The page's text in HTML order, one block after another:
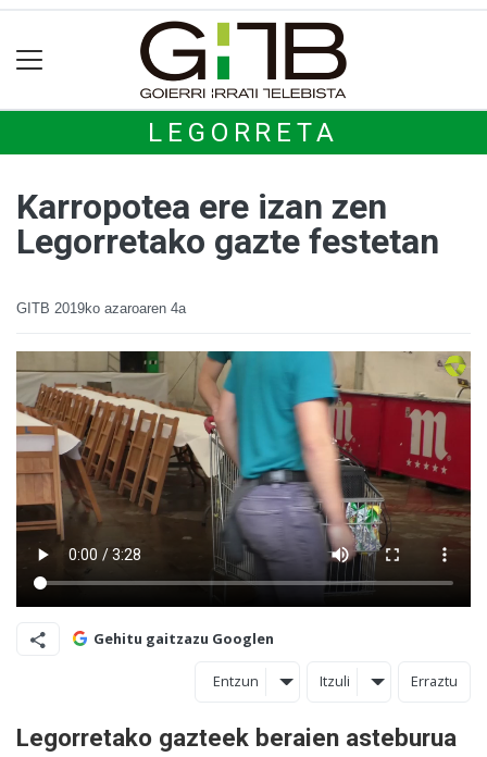
LEGORRETA
Karropotea ere izan zen
Legorretako gazte festetan
GITB 2019ko azaroaren 4a
Gehitu gaitzazu Googlen
Entzun Itzuli Erraztu
Legorretako gazteek beraien asteburua